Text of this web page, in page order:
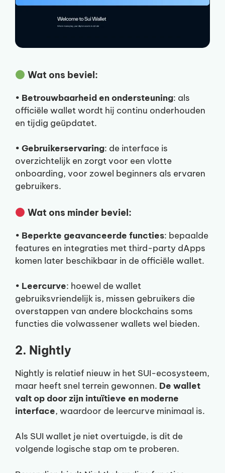
Wat ons beviel:
• Betrouwbaarheid en ondersteuning: als
officiële wallet wordt hij continu onderhouden
en tijdig geüpdatet.
• Gebruikerservaring: de interface is
overzichtelijk en zorgt voor een vlotte
onboarding, voor zowel beginners als ervaren
gebruikers.
Wat ons minder beviel:
• Beperkte geavanceerde functies: bepaalde
features en integraties met third-party dApps
komen later beschikbaar in de officiële wallet.
• Leercurve: hoewel de wallet
gebruiksvriendelijk is, missen gebruikers die
overstappen van andere blockchains soms
functies die volwassener wallets wel bieden.
2. Nightly
Nightly is relatief nieuw in het SUI-ecosysteem,
maar heeft snel terrein gewonnen. De wallet
valt op door zijn intuïtieve en moderne
interface, waardoor de leercurve minimaal is.
Als SUI wallet je niet overtuigde, is dit de
volgende logische stap om te proberen.